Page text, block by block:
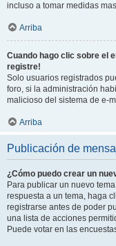
incluso a tomar medidas
Arriba
Cuando hago clic sobre el
registre!
Solo usuarios registrados
foro, si la administración
malicioso del sistema de e-
Arriba
Publicación de
¿Cómo puedo crear un
Para publicar un nuevo
respuesta a un tema, haga
registrarse antes de poder
una lista de acciones
Puede votar en las